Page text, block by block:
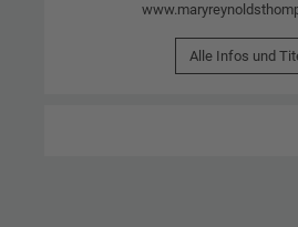
Alle Infos und